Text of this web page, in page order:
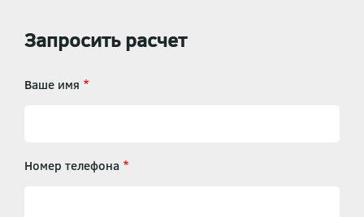
Запросить расчет
Ваше имя
Номер телефона